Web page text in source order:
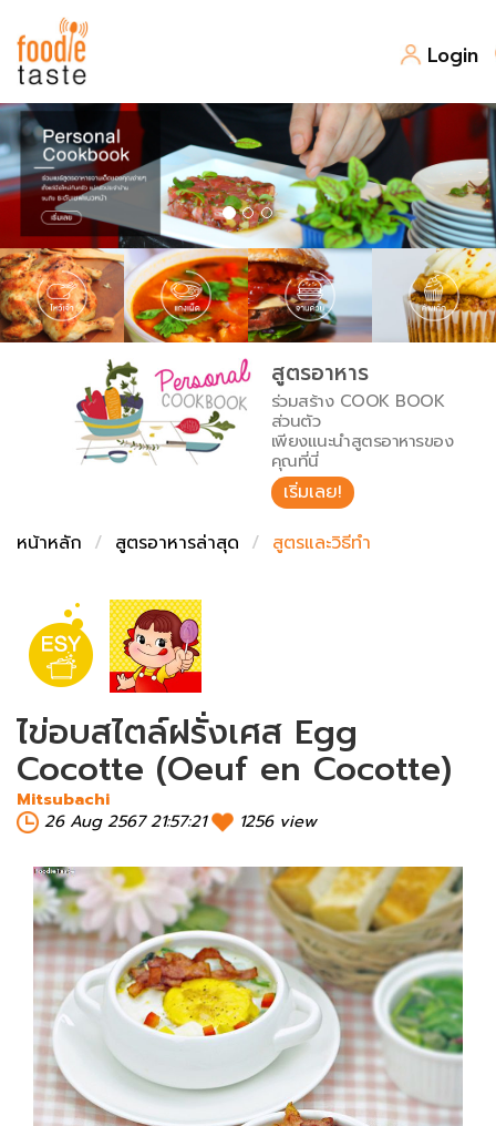
Login
สูตรอาหาร
สูตรอาหารล่าสุด
Top Foodie
พาไปชิม
สารพันก้นครัว
เคล็ดลับน่ารู้
เปรียบเทียบหน่วยการตวง
เปรียบเทียบอุณหภูมิ
เปรียบเทียบน้ำหนักวัตถุดิบ
FoodPedia
สร้าง Cookbook
สูตรอาหาร
ร่วมสร้าง COOK BOOK
ส่วนตัว
เพียงแนะนำสูตรอาหารของ
คุณที่นี่
เริ่มเลย!
หน้าหลัก
สูตรอาหารล่าสุด สูตรและวิธีทำ
ไข่อบสไตล์ฝรั่งเศส Egg
Cocotte (Oeuf en Cocotte)
Mitsubachi
26 Aug 2567 21:57:21
1256 view